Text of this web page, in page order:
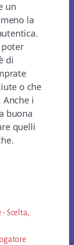
un
la
di
o che
Anche i
buona
quelli
Scelta,